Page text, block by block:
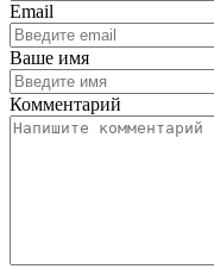
Email
Ваше имя
Комментарий